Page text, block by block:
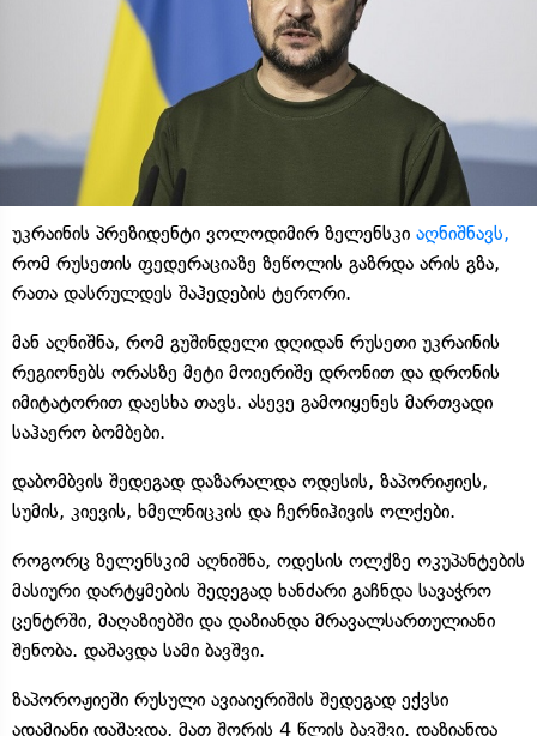
უკრაინის პრეზიდენტი ვოლოდიმირ ზელენსკი აღნიშნავს,
რომ რუსეთის ფედერაციაზე ზეწოლის გაზრდა არის გზა,
რათა დასრულდეს შაჰედების ტერორი.
მან აღნიშნა, რომ გუშინდელი დღიდან რუსეთი უკრაინის
რეგიონებს ორასზე მეტი მოიერიშე დრონით და დრონის
იმიტატორით დაესხა თავს. ასევე გამოიყენეს მართვადი
საჰაერო ბომბები.
დაბომბვის შედეგად დაზარალდა ოდესის, ზაპორიჟიეს,
სუმის, კიევის, ხმელნიცკის და ჩერნიჰივის ოლქები.
როგორც ზელენსკიმ აღნიშნა, ოდესის ოლქზე ოკუპანტების
მასიური დარტყმების შედეგად ხანძარი გაჩნდა სავაჭრო
ცენტრში, მაღაზიებში და დაზიანდა მრავალსართულიანი
შენობა. დაშავდა სამი ბავშვი.
ზაპოროჟიეში რუსული ავიაიერიშის შედეგად ექვსი
ადამიანი დაშავდა, მათ შორის 4 წლის ბავშვი. დაზიანდა